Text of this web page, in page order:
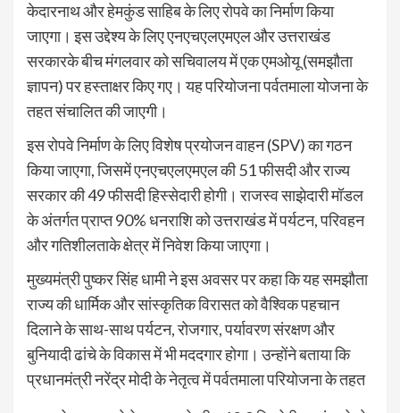
केदारनाथ और हेमकुंड साहिबके लिए रोपवे का निर्माण किया
जाएगा। इस उद्देश्य के लिएएनएचएलएमएल और उत्तराखंड
सरकारके बीच मंगलवार को सचिवालय में एकएमओयू (समझौता
ज्ञापन)पर हस्ताक्षर किए गए। यह परियोजनापर्वतमाला योजनाके
तहत संचालित की जाएगी।
इस रोपवे निर्माण के लिएविशेष प्रयोजन वाहन (SPV)का गठन
किया जाएगा, जिसमेंएनएचएलएमएल की 51 फीसदी और राज्य
सरकार की 49 फीसदीहिस्सेदारी होगी।राजस्व साझेदारी मॉडल
के अंतर्गत प्राप्त 90% धनराशि को उत्तराखंड मेंपर्यटन, परिवहन
और गतिशीलताके क्षेत्र में निवेश किया जाएगा।
मुख्यमंत्री पुष्कर सिंह धामीने इस अवसर पर कहा कि यह समझौता
राज्य कीधार्मिक और सांस्कृतिक विरासतको वैश्विक पहचान
दिलाने के साथ-साथपर्यटन, रोजगार, पर्यावरण संरक्षण और
बुनियादी ढांचेके विकास में भी मददगार होगा। उन्होंने बताया कि
प्रधानमंत्री नरेंद्र मोदीके नेतृत्व में पर्वतमाला परियोजना के तहत